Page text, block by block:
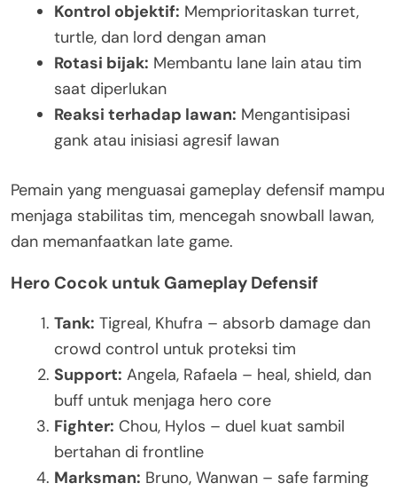
Kontrol objektif: Memprioritaskan turret,
turtle, dan lord dengan aman
Rotasi bijak: Membantu lane lain atau tim
saat diperlukan
Reaksi terhadap lawan: Mengantisipasi
gank atau inisiasi agresif lawan
Pemain yang menguasai gameplay defensif mampu
menjaga stabilitas tim, mencegah snowball lawan,
dan memanfaatkan late game.
Hero Cocok untuk Gameplay Defensif
Tank: Tigreal, Khufra – absorb damage dan
crowd control untuk proteksi tim
Support: Angela, Rafaela – heal, shield, dan
buff untuk menjaga hero core
Fighter: Chou, Hylos – duel kuat sambil
bertahan di frontline
Marksman: Bruno, Wanwan – safe farming